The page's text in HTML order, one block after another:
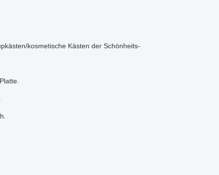
kosmetische Kästen der Schönheits-